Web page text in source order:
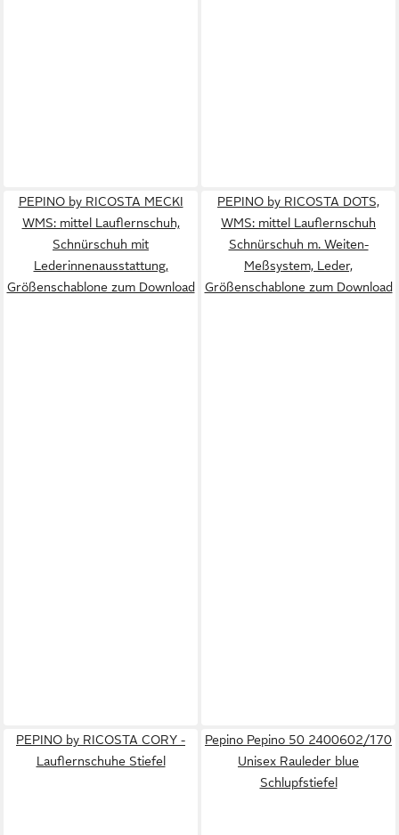
PEPINO by RICOSTA MECKI
WMS: mittel Lauflernschuh,
Schnürschuh mit
Lederinnenausstattung,
Größenschablone zum Download
PEPINO by RICOSTA DOTS,
WMS: mittel Lauflernschuh
Schnürschuh m. Weiten-
Meßsystem, Leder,
Größenschablone zum Download
PEPINO by RICOSTA CORY -
Lauflernschuhe Stiefel
Pepino Pepino 50 2400602/170
Unisex Rauleder blue
Schlupfstiefel